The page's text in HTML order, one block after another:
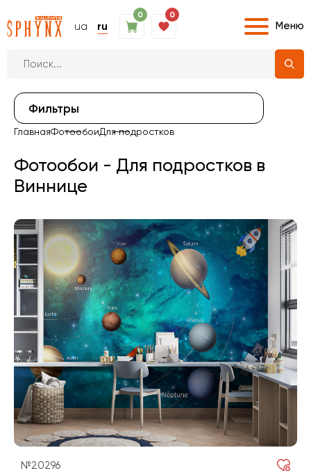
ua ru
0 0
Меню
Фильтры
ГлавнаяФотообоиДля подростков
Фотообои - Для подростков в
Виннице
№20296